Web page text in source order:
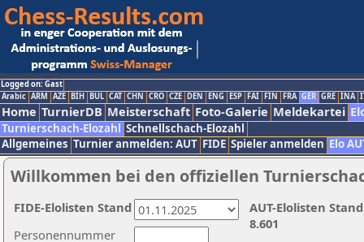
Logged on: Gast
Arabic ARM AZE BIH BUL CAT CHN CRO CZE DEN ENG ESP FAI FIN FRA GER GRE INA
Home TurnierDB Meisterschaft Foto-Galerie Meldekartei
Turnierschach-Elozahl Schnellschach-Elozahl
Allgemeines Turnier anmelden: AUT FIDE Spieler anmelden Elo
Willkommen bei den offiziellen
Personennummer
AUT-Elolisten
8.601
FIDE-Elolisten Stand